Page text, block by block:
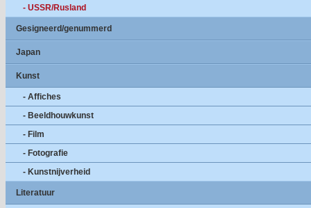
- USSR/Rusland
Gesigneerd/genummerd
Japan
Kunst
- Affiches
- Beeldhouwkunst
- Film
- Fotografie
- Kunstnijverheid
Literatuur